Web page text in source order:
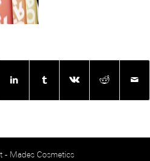
Mades Cosmetics